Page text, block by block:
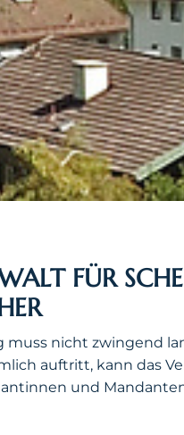
FÜR
muss nicht zwingend
auftritt, kann das
und